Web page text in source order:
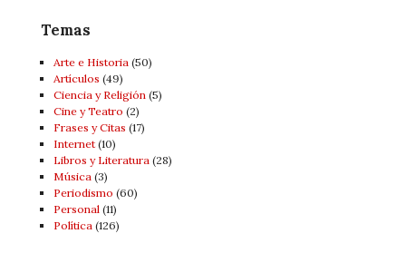
Temas
Arte e Historia(50)
Artí­culos (49)
Ciencia y Religión(5)
Cine y Teatro (2)
Frases y Citas (17)
Internet(10)
Libros y Literatura(28)
Música(3)
Periodismo (60)
Personal(11)
Política(126)